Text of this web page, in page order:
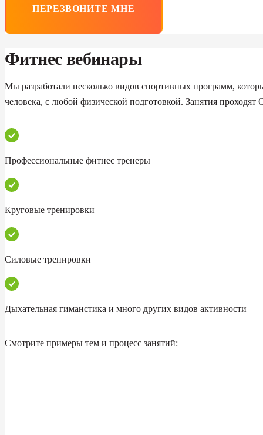
ПЕРЕЗВОНИТЕ МНЕ
Фитнес вебинары
Мы разработали несколько видов спортивных программ,
человека, с любой физической подготовкой. Занятия проходят
Профессиональные фитнес тренеры
Круговые тренировки
Силовые тренировки
Дыхательная гиманстика и много других видов активности
Смотрите примеры тем и процесс занятий: